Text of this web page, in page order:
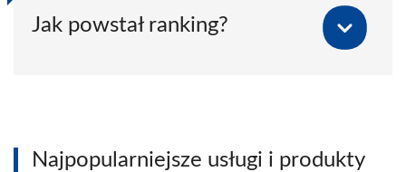
Jak powstał ranking?
Najpopularniejsze usługi i produkty